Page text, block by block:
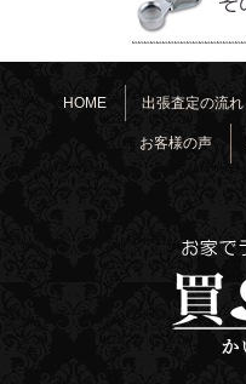
HOME 出張査定の流れ
お客様の声